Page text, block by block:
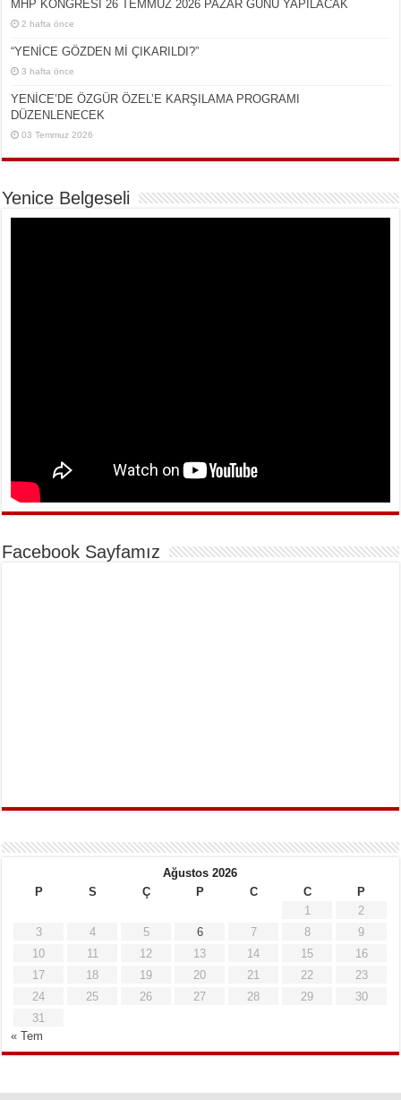
MHP KONGRESİ 26 TEMMUZ 2026 PAZAR GÜNÜ YAPILACAK
2 hafta önce
“YENİCE GÖZDEN Mİ ÇIKARILDI?”
3 hafta önce
YENİCE’DE ÖZGÜR ÖZEL’E KARŞILAMA PROGRAMI
DÜZENLENECEK
03 Temmuz 2026
Yenice Belgeseli
Facebook Sayfamız
Ağustos 2026
P
S Ç P C C
P
1
2
3
4 5 6 7 8
9
10
11 12 13 14 15
16
17
18 19 20 21 22
23
24
25 26 27 28 29
30
31
« Tem